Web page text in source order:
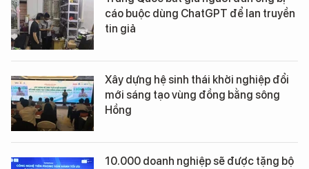
cáo buộc dùng ChatGPT để lan truyền
tin giả
Xây dựng hệ sinh thái khởi nghiệp đổi
mới sáng tạo vùng đồng bằng sông
Hồng
10.000 doanh nghiệp sẽ được tặng bộ